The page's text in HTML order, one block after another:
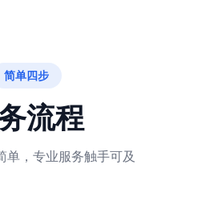
简单四步
流程
单，专业服务触手可及